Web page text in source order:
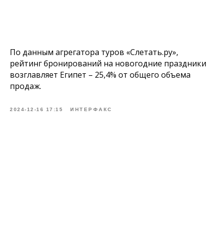
По данным агрегатора туров «Слетать.ру»,
рейтинг бронирований на новогодние праздники
возглавляет Египет – 25,4% от общего объема
продаж.
2024-12-16 17:15 ИНТЕРФАКС